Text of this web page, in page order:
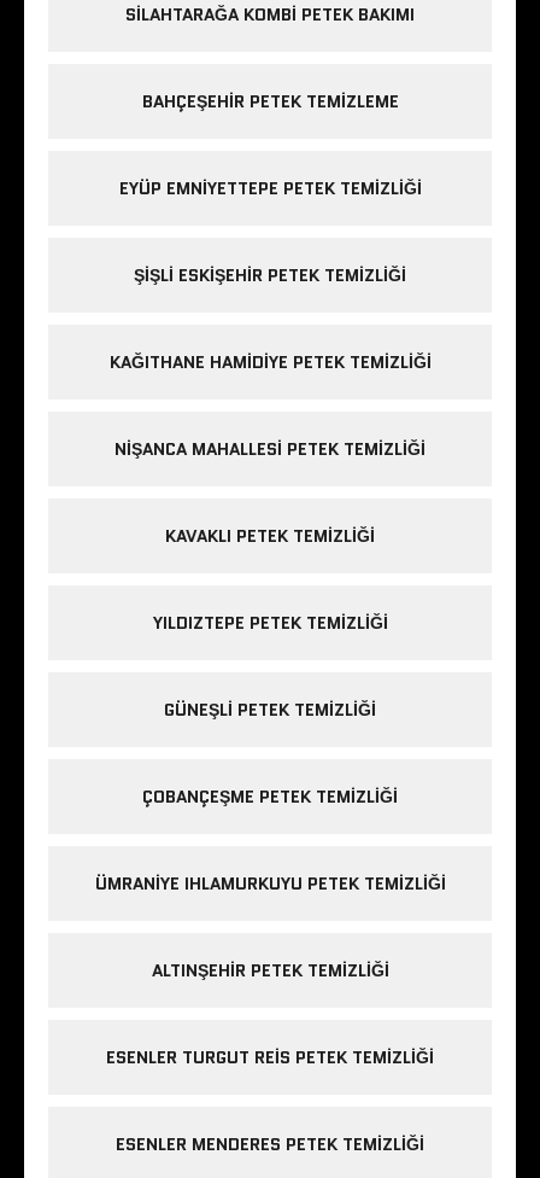
SILAHTARAĞA KOMBI PETEK BAKIMI
BAHÇEŞEHIR PETEK TEMIZLEME
EYÜP EMNIYETTEPE PETEK TEMIZLIĞI
ŞIŞLI ESKIŞEHIR PETEK TEMIZLIĞI
KAĞITHANE HAMIDIYE PETEK TEMIZLIĞI
NIŞANCA MAHALLESI PETEK TEMIZLIĞI
KAVAKLI PETEK TEMIZLIĞI
YILDIZTEPE PETEK TEMIZLIĞI
GÜNEŞLI PETEK TEMIZLIĞI
ÇOBANÇEŞME PETEK TEMIZLIĞI
ÜMRANIYE IHLAMURKUYU PETEK TEMIZLIĞI
ALTINŞEHIR PETEK TEMIZLIĞI
ESENLER TURGUT REIS PETEK TEMIZLIĞI
ESENLER MENDERES PETEK TEMIZLIĞI